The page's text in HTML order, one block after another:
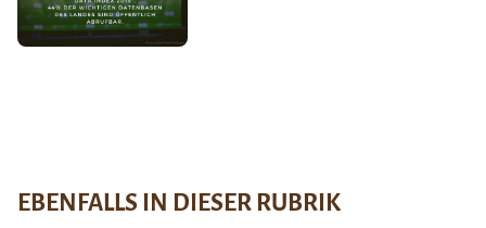
EBENFALLS IN DIESER RUBRIK